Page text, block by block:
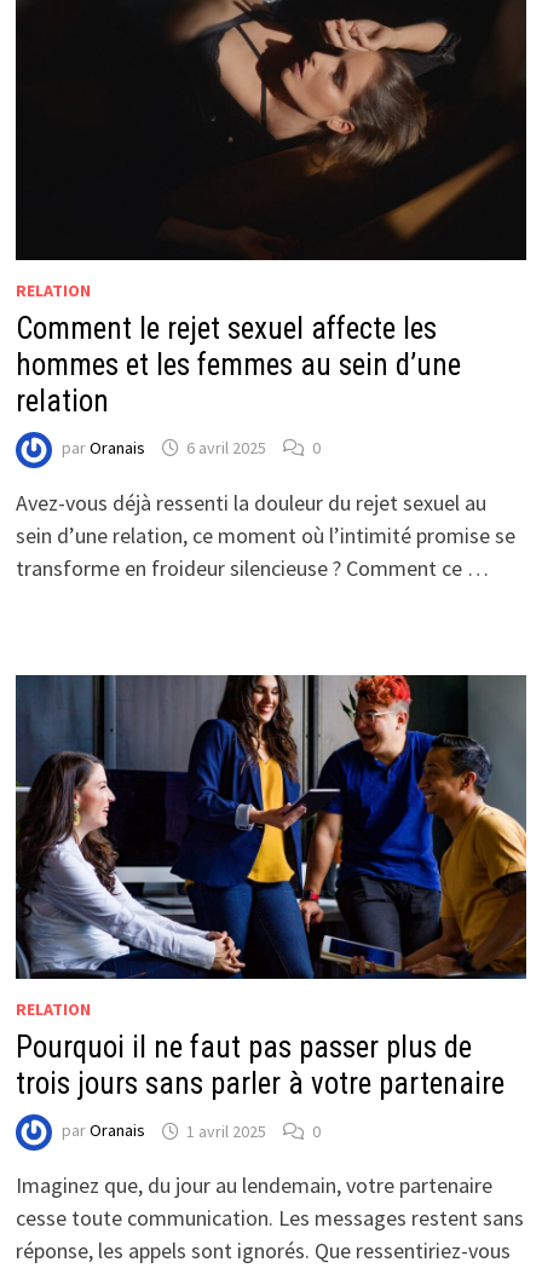
RELATION
Comment le rejet sexuel affecte les
hommes et les femmes au sein d’une
relation
parOranais 6 avril 2025 0
Avez-vous déjà ressenti la douleur du rejet sexuel au
sein d’une relation, ce moment où l’intimité promise se
transforme en froideur silencieuse ? Comment ce …
RELATION
Pourquoi il ne faut pas passer plus de
trois jours sans parler à votre partenaire
parOranais 1 avril 2025 0
Imaginez que, du jour au lendemain, votre partenaire
cesse toute communication. Les messages restent sans
réponse, les appels sont ignorés. Que ressentiriez-vous